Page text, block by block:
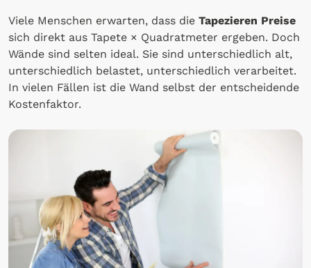
Viele Menschen erwarten, dass die Tapezieren Preise
sich direkt aus Tapete × Quadratmeter ergeben. Doch
Wände sind selten ideal. Sie sind unterschiedlich alt,
unterschiedlich belastet, unterschiedlich verarbeitet.
In vielen Fällen ist die Wand selbst der entscheidende
Kostenfaktor.